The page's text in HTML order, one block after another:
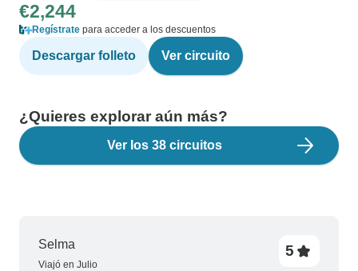
€2,244
Regístrate para acceder a los descuentos
Descargar folleto Ver circuito
¿Quieres explorar aún más?
Ver los 38 circuitos
Selma
Viajó en Julio
5